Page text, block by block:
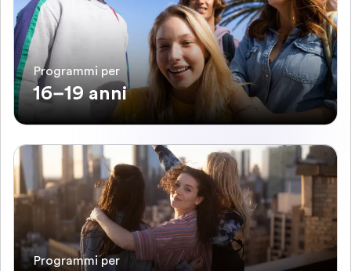
Programmi per
16–19 anni
Programmi per